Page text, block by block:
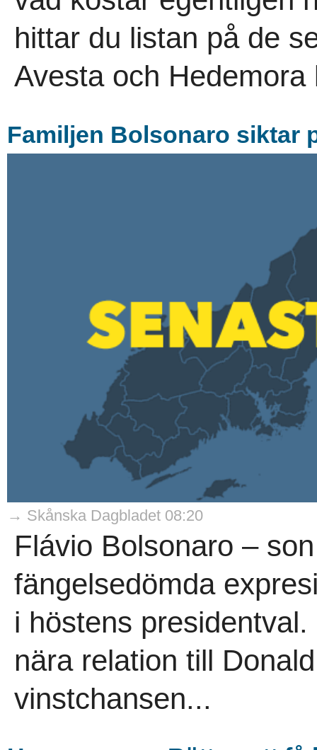
hittar du listan på de
Avesta och Hedemora
Familjen Bolsonaro siktar
→ Skånska Dagbladet 08:20
Flávio Bolsonaro –
fängelsedömda
i höstens
nära relation till
vinstchansen...